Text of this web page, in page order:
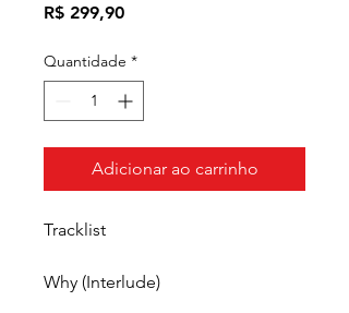
R$ 299,90Preço
Quantidade *
Adicionar ao carrinho
Tracklist
Why (Interlude)